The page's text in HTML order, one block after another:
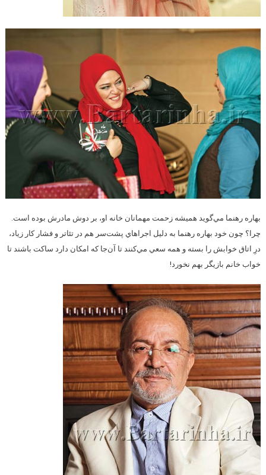
بهاره رهنما مي‌گويد هميشه زحمت مهمانان خانه او، بر دوش مادرش بوده است.
چرا؟ چون خود بهاره رهنما به دليل اجراهاي پشت‌سر هم در تئاتر و فشار كار زياد،
درِ اتاق خوابش را بسته و همه سعي مي‌كنند تا آن‌جا كه امكان دارد ساكت باشند تا
خواب خانم بازيگر بهم نخورد!